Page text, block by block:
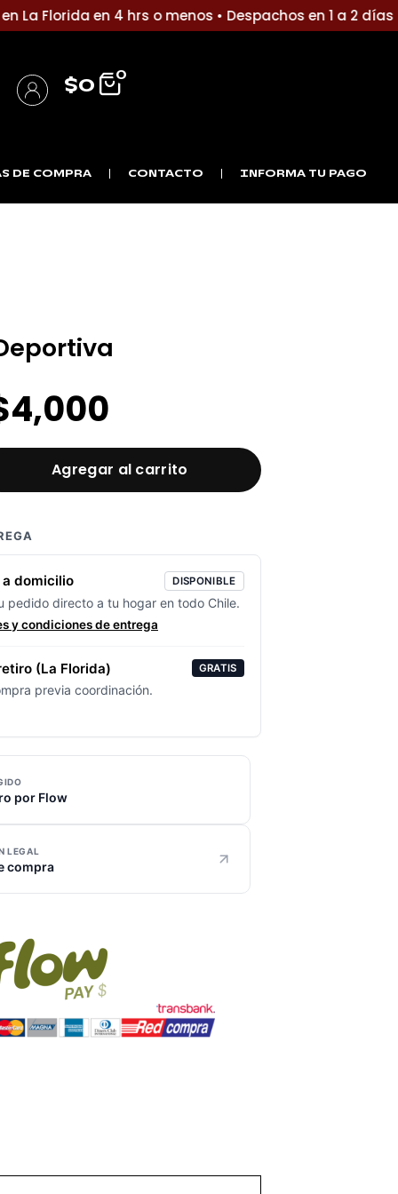
Florida en 4 hrs o menos • Despachos en 1 a 2 días
$0 0
DE COMPRA CONTACTO INFORMA TU PAGO
4,000
precio
es:
$4,000.
Agregar al carrito
a domicilio DISPONIBLE
pedido directo a tu hogar en todo Chile.
y condiciones de entrega
(La Florida) GRATIS
previa coordinación.
por Flow
LEGAL
compra